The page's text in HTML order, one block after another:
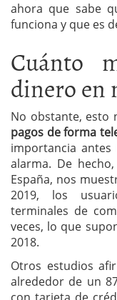
ahora que sabe
funciona y que es
Cuánto
dinero en
No obstante, esto
pagos de forma
importancia
alarma. De
España, nos
2019, los
terminales de
veces, lo que
2018.
Otros estudios
alrededor de un